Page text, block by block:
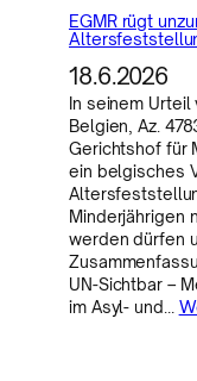
EGMR rügt
18.6.2026
In seinem Urteil
Belgien, Az.
Gerichtshof für
ein belgisches
Minderjährigen
werden dürfen
UN-Sichtbar –
im Asyl- und…